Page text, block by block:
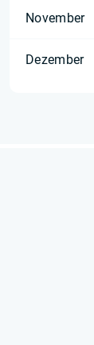
November
Dezember